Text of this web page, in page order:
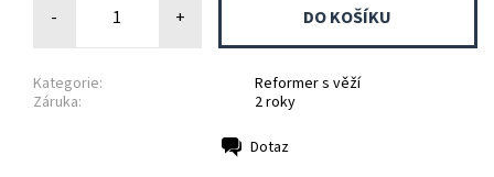
- +
Kategorie:
Reformer s věží
Záruka:
2 roky
Dotaz